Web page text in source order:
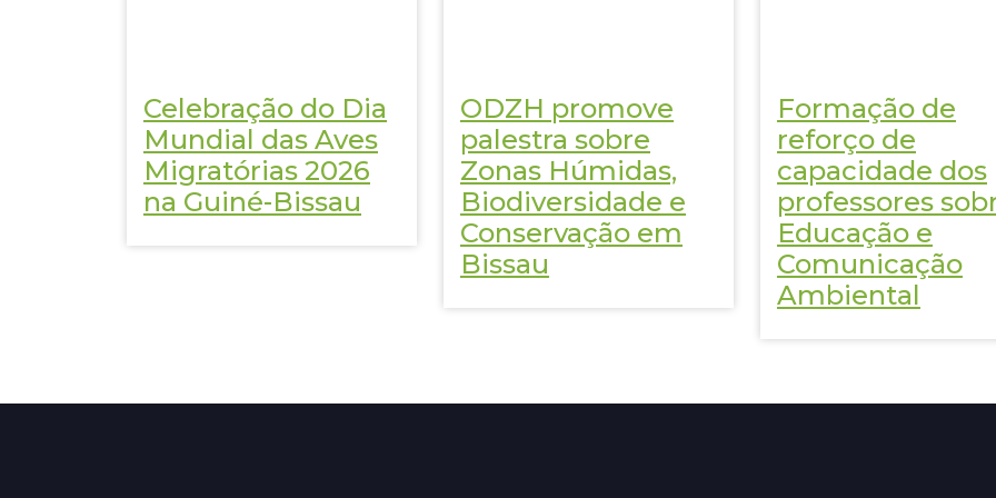
Celebração do Dia
Mundial das Aves
Migratórias 2026
na Guiné-Bissau
ODZH promove
palestra sobre
Zonas Húmidas,
Biodiversidade e
Conservação em
Bissau
Formação de
reforço de
capacidade dos
professores
Educação e
Comunicação
Ambiental